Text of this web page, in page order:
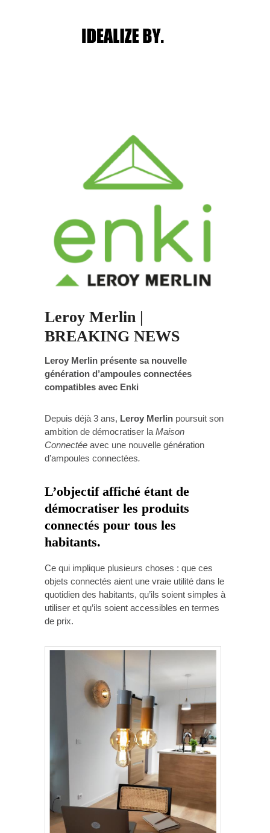
Leroy Merlin |
BREAKING NEWS
Leroy Merlin présente sa nouvelle
génération d’ampoules connectées
compatibles avec Enki
Depuis déjà 3 ans, Leroy Merlin poursuit son
ambition de démocratiser la Maison
Connectée avec une nouvelle génération
d’ampoules connectées.
L’objectif affiché étant de
démocratiser les produits
connectés pour tous les
habitants.
Ce qui implique plusieurs choses : que ces
objets connectés aient une vraie utilité dans le
quotidien des habitants, qu’ils soient simples à
utiliser et qu’ils soient accessibles en termes
de prix.